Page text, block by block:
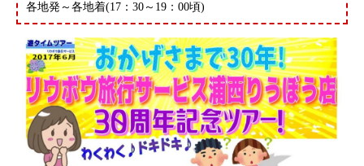
各地発～各地着(17：30～19：00頃)